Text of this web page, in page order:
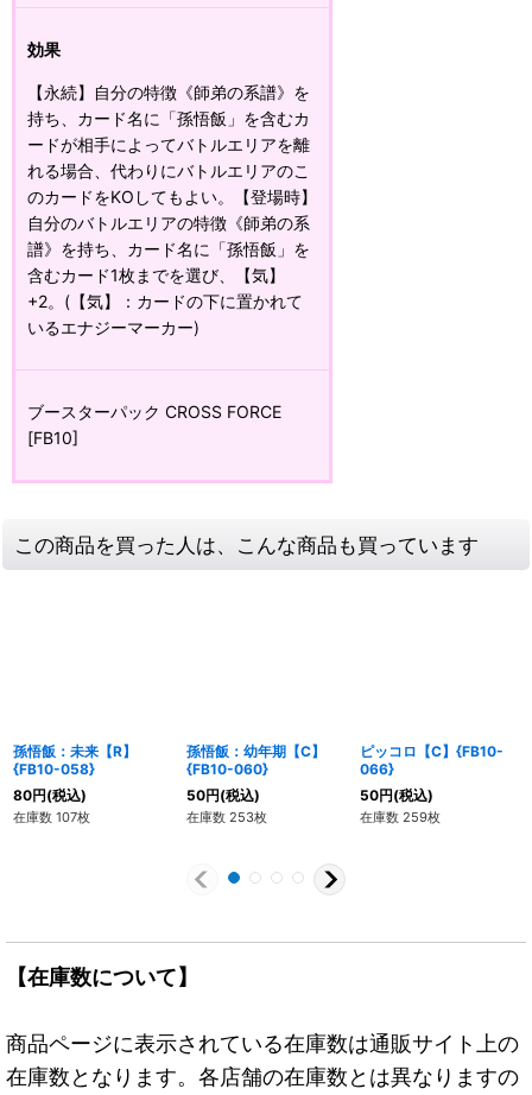
効果
【永続】自分の特徴《師弟の系譜》を
持ち、カード名に「孫悟飯」を含むカ
ードが相手によってバトルエリアを離
れる場合、代わりにバトルエリアのこ
のカードをKOしてもよい。【登場時】
自分のバトルエリアの特徴《師弟の系
譜》を持ち、カード名に「孫悟飯」を
含むカード1枚までを選び、【気】
+2。(【気】：カードの下に置かれて
いるエナジーマーカー)
ブースターパック CROSS FORCE
[FB10]
この商品を買った人は、こんな商品も買っています
孫悟飯：未来【R】
{FB10-058}
80円(税込)
在庫数 107枚
孫悟飯：幼年期【C】
{FB10-060}
50円(税込)
在庫数 253枚
ピッコロ【C】{FB10-
066}
50円(税込)
在庫数 259枚
【在庫数について】
商品ページに表示されている在庫数は通販サイト上の
在庫数となります。各店舗の在庫数とは異なりますの